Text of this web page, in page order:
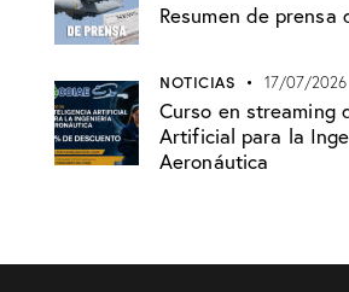
Resumen de prensa
NOTICIAS 17/07/2026
Curso en streaming
Artificial para la
Aeronáutica